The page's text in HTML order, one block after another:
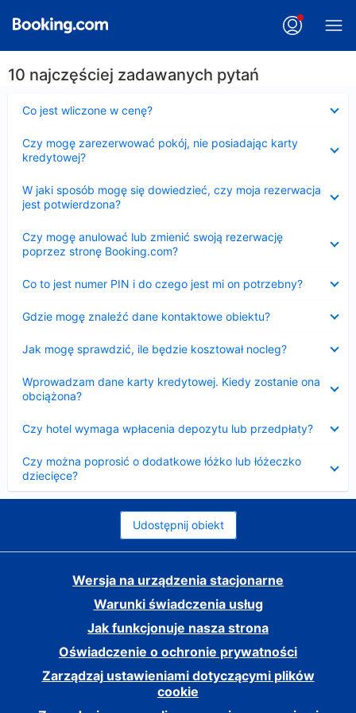
10 najczęściej zadawanych pytań
Co jest wliczone w cenę?
Czy mogę zarezerwować pokój, nie posiadając karty
kredytowej?
W jaki sposób mogę się dowiedzieć, czy moja rezerwacja
jest potwierdzona?
Czy mogę anulować lub zmienić swoją rezerwację
poprzez stronę Booking.com?
Co to jest numer PIN i do czego jest mi on potrzebny?
Gdzie mogę znaleźć dane kontaktowe obiektu?
Jak mogę sprawdzić, ile będzie kosztował nocleg?
Wprowadzam dane karty kredytowej. Kiedy zostanie ona
obciążona?
Czy hotel wymaga wpłacenia depozytu lub przedpłaty?
Czy można poprosić o dodatkowe łóżko lub łóżeczko
dziecięce?
Udostępnij obiekt
Wersja na urządzenia stacjonarne
Warunki świadczenia usług
Jak funkcjonuje nasza strona
Oświadczenie o ochronie prywatności
Zarządzaj ustawieniami dotyczącymi plików
cookie